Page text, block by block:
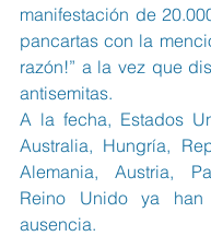
manifestación de
pancartas con la
razón!” a la vez que
antisemitas.
A la fecha, Estados
Australia, Hungría,
Alemania, Austria,
Reino Unido ya han
ausencia.